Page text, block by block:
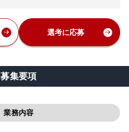
選考に応募
募集要項
業務内容